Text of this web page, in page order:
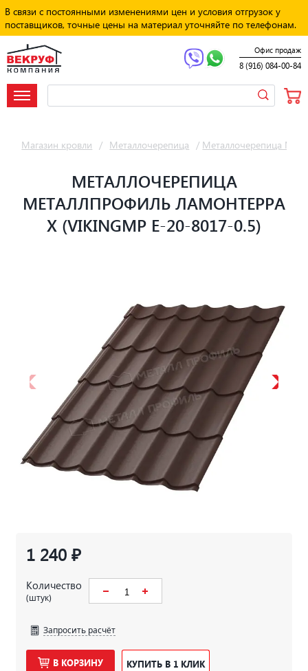
В связи с постоянными изменениями цен и условия отгрузок у
поставщиков, точные цены на материал уточняйте по телефонам.
Офис продаж
8 (916) 084-00-84
Магазин кровли / Металлочерепица / Металлочерепица
МЕТАЛЛОЧЕРЕПИЦА
МЕТАЛЛПРОФИЛЬ ЛАМОНТЕРРА
X (VIKINGMP E-20-8017-0.5)
1 240 ₽
Количество
(штук)
Запросить расчёт
В КОРЗИНУ КУПИТЬ В 1 КЛИК